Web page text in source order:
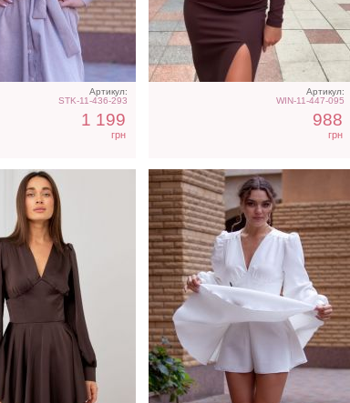
Артикул:
STK-11-436-293
1 199
грн
Артикул:
WIN-11-447-095
988
грн
короткое
платье-шорты
цвета
Коктейльное короткое
платье-шорты белого
цвета
корсетное
миди длины
Фатиновое короткое белое
платье с открытыми
плечами